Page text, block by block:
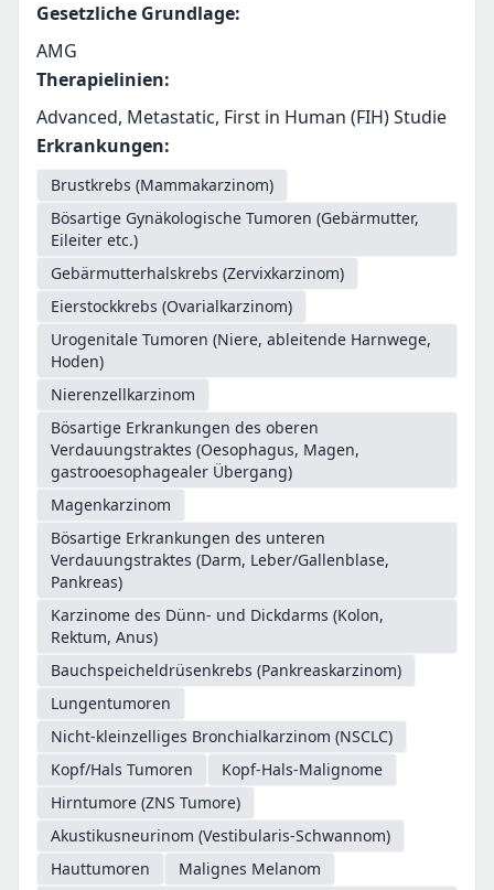
Gesetzliche Grundlage:
AMG
Therapielinien:
Advanced, Metastatic, First in Human (FIH) Studie
Erkrankungen:
Brustkrebs (Mammakarzinom)
Bösartige Gynäkologische Tumoren (Gebärmutter,
Eileiter etc.)
Gebärmutterhalskrebs (Zervixkarzinom)
Eierstockkrebs (Ovarialkarzinom)
Urogenitale Tumoren (Niere, ableitende Harnwege,
Hoden)
Nierenzellkarzinom
Bösartige Erkrankungen des oberen
Verdauungstraktes (Oesophagus, Magen,
gastrooesophagealer Übergang)
Magenkarzinom
Bösartige Erkrankungen des unteren
Verdauungstraktes (Darm, Leber/Gallenblase,
Pankreas)
Karzinome des Dünn- und Dickdarms (Kolon,
Rektum, Anus)
Bauchspeicheldrüsenkrebs (Pankreaskarzinom)
Lungentumoren
Nicht-kleinzelliges Bronchialkarzinom (NSCLC)
Kopf/Hals Tumoren
Kopf-Hals-Malignome
Hirntumore (ZNS Tumore)
Akustikusneurinom (Vestibularis-Schwannom)
Hauttumoren
Malignes Melanom